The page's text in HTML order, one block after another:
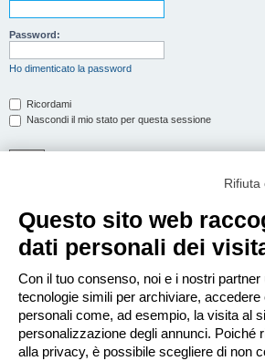
Password:
Ho dimenticato la password
Ricordami
Nascondi il mio stato per questa sessione
Per eseguire il login devi essere registrato. La
pochi secondi e garantisce l’accesso alle funzioni
può anche dare permessi speciali agli utenti.
assicurati di aver letto i termini d’uso e le varie
Condizioni d’uso
Trattamento dei dati personali
Rifiuta
Questo sito web
dati personali dei
Con il tuo consenso, noi e i nostri
tecnologie simili per archiviare, accedere
personali come, ad esempio, la visita al
personalizzazione degli annunci. Poiché
alla privacy, è possibile scegliere di non